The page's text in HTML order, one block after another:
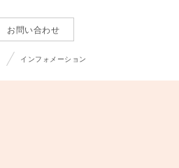
お問い合わせ
インフォメーション